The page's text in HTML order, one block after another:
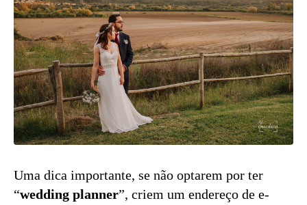
Uma dica importante, se não optarem por ter
“wedding planner”, criem um endereço de e-